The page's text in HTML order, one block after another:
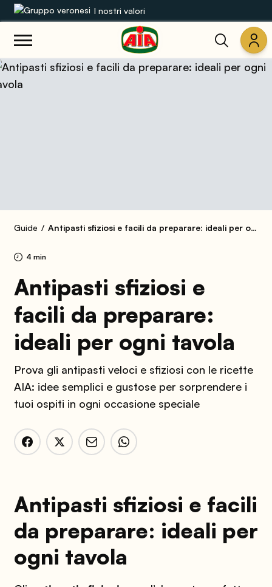
I nostri valori
Le nostre gamme
Mondo AIA
Guide Antipasti sfiziosi e facili da preparare: ideali per ogni tavola
4 min
Antipasti sfiziosi e
facili da preparare:
ideali per ogni tavola
Prova gli antipasti veloci e sfiziosi con le ricette
AIA: idee semplici e gustose per sorprendere i
tuoi ospiti in ogni occasione speciale
Antipasti sfiziosi e facili
da preparare: ideali per
ogni tavola